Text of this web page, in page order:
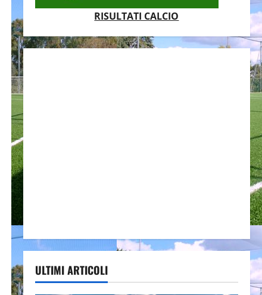
RISULTATI CALCIO
ULTIMI ARTICOLI